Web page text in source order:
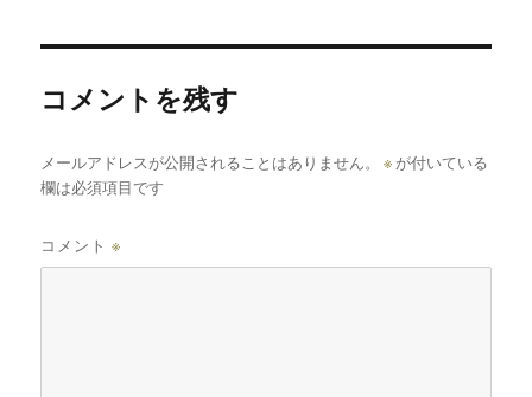
コメントを残す
メールアドレスが公開されることはありません。 ※ が付いている
欄は必須項目です
コメント※